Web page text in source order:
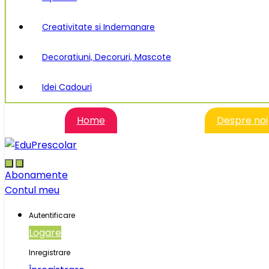
Creativitate si Indemanare
Decoratiuni, Decoruri, Mascote
Idei Cadouri
Home Despre noi
Abonamente
Contul meu
Autentificare
Logare
Inregistrare